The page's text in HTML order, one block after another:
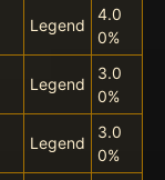
Legend
4.0
0%
Legend
3.0
0%
Legend
3.0
0%